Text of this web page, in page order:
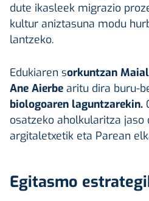
dute ikasleek migrazio
kultur aniztasuna modu
lantzeko.
Edukiaren sorkuntzan
Ane Aierbe aritu dira buru-
biologoaren laguntzarekin.
osatzeko aholkularitza jaso
argitaletxetik eta Parean
Egitasmo